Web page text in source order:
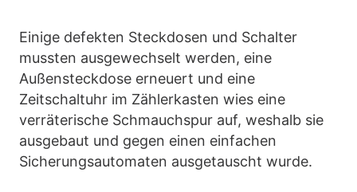
Einige defekten Steckdosen und Schalter
mussten ausgewechselt werden, eine
Außensteckdose erneuert und eine
Zeitschaltuhr im Zählerkasten wies eine
verräterische Schmauchspur auf, weshalb sie
ausgebaut und gegen einen einfachen
Sicherungsautomaten ausgetauscht wurde.